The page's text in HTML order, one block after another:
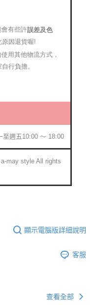
有些許誤差及色
原因退貨喔!
用其他物流方式，
行負擔。
週五10:00 ～ 18:00
may style All rights
顯示電腦版詳細說明
客服
查看全部